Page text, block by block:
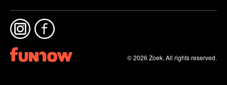
© 2026 Zoek. All rights reserved.